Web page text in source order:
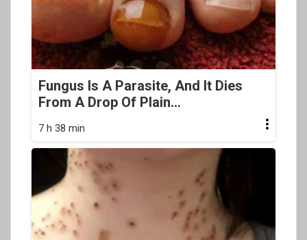
Fungus Is A Parasite, And It Dies
From A Drop Of Plain...
7 h 38 min